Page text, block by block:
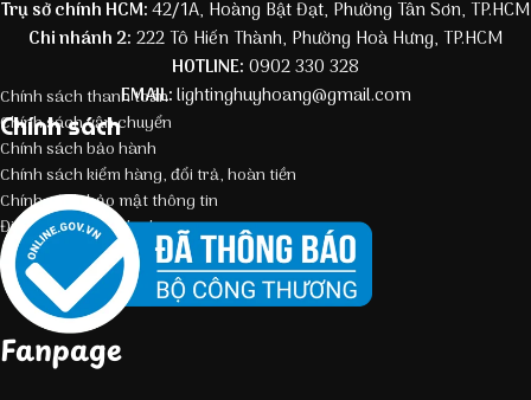
Trụ sở chính HCM:42/1A, Hoàng Bật Đạt, Phường Tân Sơn, TP.HCM
Chi nhánh 2: 222 Tô Hiến Thành, Phường Hoà Hưng, TP.HCM
HOTLINE: 0902 330 328
EMAIL:lightinghuyhoang@gmail.com
Chính sách
Chính sách thanh toán
Chính sách vận chuyển
Chính sách bảo hành
Chính sách kiểm hàng, đổi trả, hoàn tiền
Chính sách bảo mật thông tin
Điều kiện giao dịch chung
Fanpage